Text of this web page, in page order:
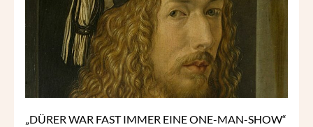
„DÜRER WAR FAST IMMER EINE ONE-MAN-SHOW“
ONE-
MAN-
SHOW“